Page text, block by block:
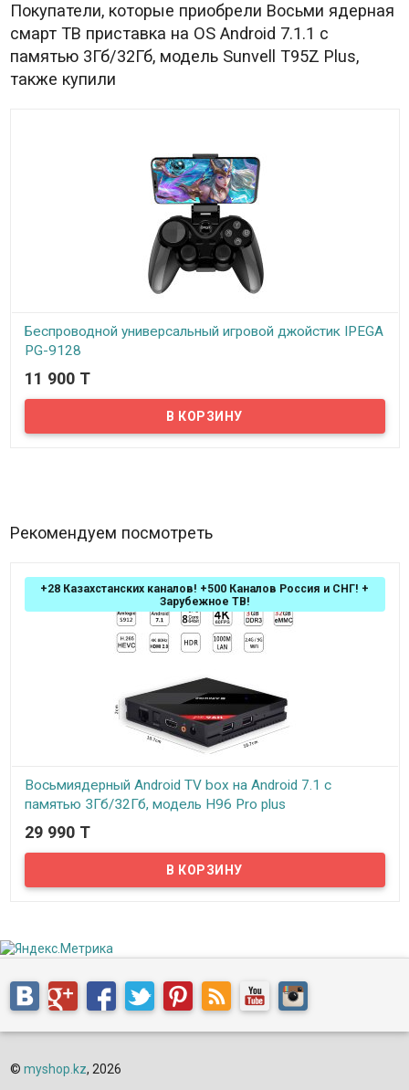
Покупатели, которые приобрели Восьми ядерная
смарт ТВ приставка на OS Android 7.1.1 с
памятью 3Гб/32Гб, модель Sunvell T95Z Plus,
также купили
Беспроводной универсальный игровой джойстик IPEGA
PG-9128
В наличии
Представляем вам беспроводной универсальный игровой
джойстик IPEGA PG-9128. В первую очередь этот джойстик
рассчитан для мобильных устройств, но также вы можете
11 900 T
Рекомендуем посмотреть
+28 Казахстанских каналов! +500 Каналов Россия и СНГ! +
Зарубежное ТВ!
Восьмиядерный Android TV box на Android 7.1 с
памятью 3Гб/32Гб, модель H96 Pro plus
В наличии
Представляем вам обновленную версию мощной Android TV
приставки H96 Pro plus на 8-ми ядерном процессоре Amlogic
S912, с 3-мя ГБ оперативной памяти и 32-мя ГБ встроенной
своего телевизора...
29 990 T
© myshop.kz, 2026